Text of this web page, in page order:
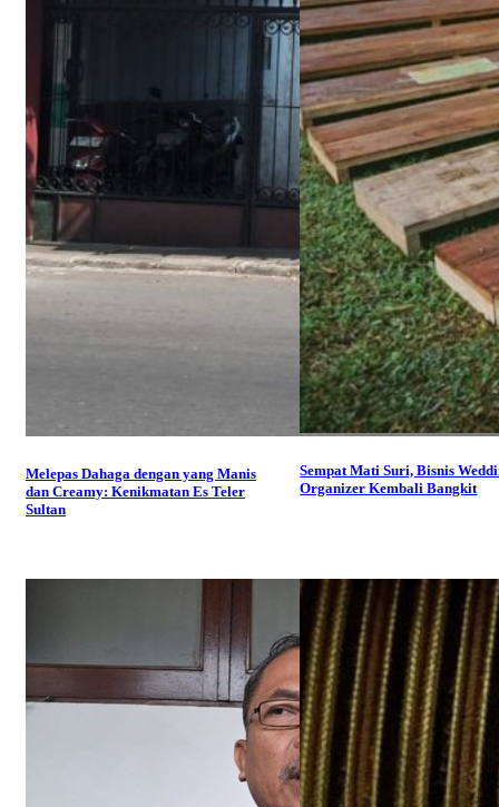
Melepas Dahaga dengan yang Manis
dan Creamy: Kenikmatan Es Teler
Sultan
Sempat Mati Suri, Bisnis
Organizer Kembali Bangkit